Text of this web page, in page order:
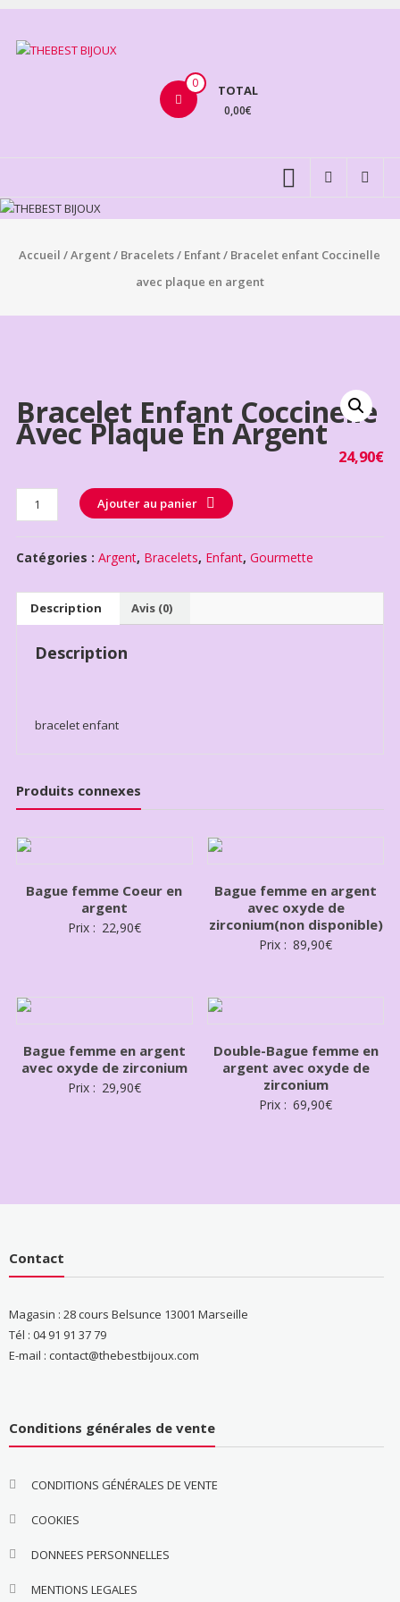
Aller
contenu
BIJOUX
0 TOTAL
0,00€
Accueil /Argent/ Bracelets/ Enfant/ Bracelet enfant Coccinelle
avec plaque en argent
Bracelet Enfant Coccinelle
Avec Plaque En Argent
24,90€
Quantité Ajouter au panier
Catégories : Argent, Bracelets, Enfant, Gourmette
Description Avis (0)
Description
bracelet enfant
Produits connexes
Bague femme Coeur en
argent
Prix : 22,90€
Bague femme en argent
avec oxyde de
zirconium(non disponible)
Prix : 89,90€
Bague femme en argent
avec oxyde de zirconium
Prix : 29,90€
Double-Bague femme en
argent avec oxyde de
zirconium
Prix : 69,90€
Contact
Magasin : 28 cours Belsunce 13001 Marseille
Tél : 04 91 91 37 79
E-mail : contact@thebestbijoux.com
Conditions générales de vente
CONDITIONS GÉNÉRALES DE VENTE
COOKIES
DONNEES PERSONNELLES
MENTIONS LEGALES